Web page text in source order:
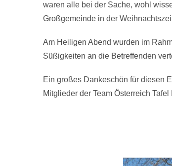
waren alle bei der Sache, wohl
Großgemeinde in der
Am Heiligen Abend wurden im
Süßigkeiten an die Betreffenden
Ein großes Dankeschön für diesen
Mitglieder der Team Österreich Tafel